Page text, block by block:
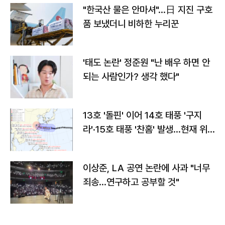
"한국산 물은 안마셔"…日 지진 구호
품 보냈더니 비하한 누리꾼
'태도 논란' 정준원 "난 배우 하면 안
되는 사람인가? 생각 했다"
13호 '돌핀' 이어 14호 태풍 '구지
라'·15호 태풍 '찬홈' 발생…현재 위
이상준, LA 공연 논란에 사과 "너무
죄송…연구하고 공부할 것"